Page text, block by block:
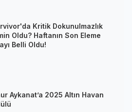
Kritik Dokunulmazlık
Oldu? Haftanın Son Eleme
Belli Oldu!
Aykanat’a 2025 Altın Havan